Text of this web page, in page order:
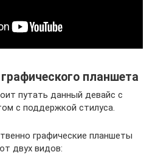
планшета
путать данный девайс с
с поддержкой стилуса.
графические планшеты
двух видов: